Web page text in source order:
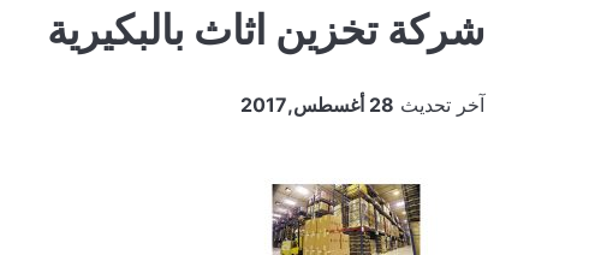
شركة تخزين اثاث بالبكيرية
آخر تحديث 28 أغسطس,2017